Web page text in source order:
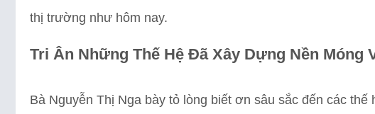
thị trường như hôm nay.
Tri Ân Những Thế Hệ Đã Xây Dựng Nền Móng
Bà Nguyễn Thị Nga bày tỏ lòng biết ơn sâu sắc đến các